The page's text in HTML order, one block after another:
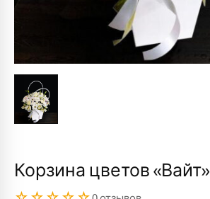
Корзина цветов «Вайт»